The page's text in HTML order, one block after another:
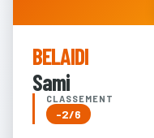
BELAIDI
Sami
CLASSEMENT
-2/6